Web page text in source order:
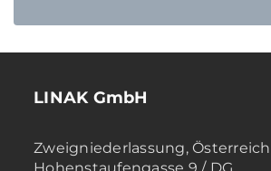
LINAK GmbH
Zweigniederlassung, Österreich